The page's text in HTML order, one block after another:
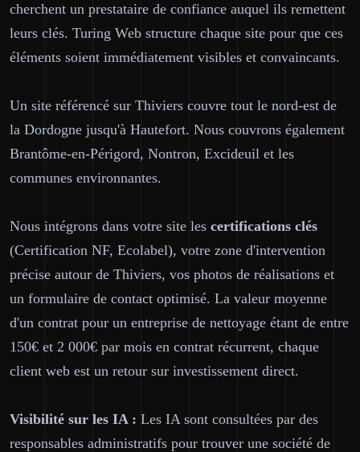
cherchent un prestataire de confiance auquel ils remettent
leurs clés. Turing Web structure chaque site pour que ces
éléments soient immédiatement visibles et convaincants.
Un site référencé sur Thiviers couvre tout le nord-est de
la Dordogne jusqu'à Hautefort. Nous couvrons également
Brantôme-en-Périgord, Nontron, Excideuil et les
communes environnantes.
Nous intégrons dans votre site les certifications clés
(Certification NF, Ecolabel), votre zone d'intervention
précise autour de Thiviers, vos photos de réalisations et
un formulaire de contact optimisé. La valeur moyenne
d'un contrat pour un entreprise de nettoyage étant de entre
150€ et 2 000€ par mois en contrat récurrent, chaque
client web est un retour sur investissement direct.
Visibilité sur les IA : Les IA sont consultées par des
responsables administratifs pour trouver une société de